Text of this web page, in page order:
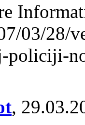
03/28/
policiji-
,